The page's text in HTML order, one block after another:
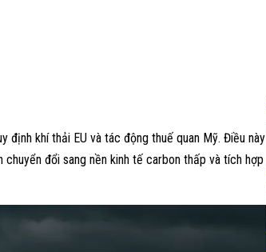
khí thải EU và tác động thuế quan Mỹ. Điều này
đổi sang nền kinh tế carbon thấp và tích hợp